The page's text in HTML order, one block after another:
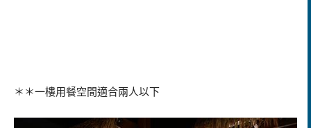
＊＊一樓用餐空間適合兩人以下